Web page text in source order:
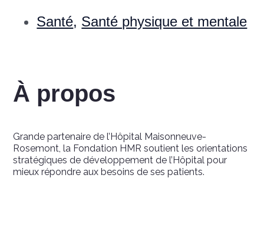
Santé, Santé physique et mentale
À propos
Grande partenaire de l’Hôpital Maisonneuve-
Rosemont, la Fondation HMR soutient les orientations
stratégiques de développement de l’Hôpital pour
mieux répondre aux besoins de ses patients.